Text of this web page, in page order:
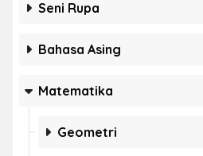
Seni Rupa
Bahasa Asing
Matematika
Geometri